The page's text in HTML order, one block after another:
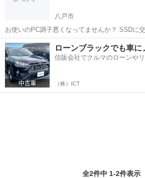
八戸市
お使いのPC調子悪くなってませんか？ SSDに
ゃいましょう！ SSD交換キャンペーン！安価に対応致します！ 古いパ
ソコン等で立ち上がりが遅く、ストレスが溜ま
ていませんか？ ...
青森 八戸市 パソコン修理 換装
ローンブラックでも車に
信販会社でクルマのローンや
（株）ICT
全2件中 1-2件表示